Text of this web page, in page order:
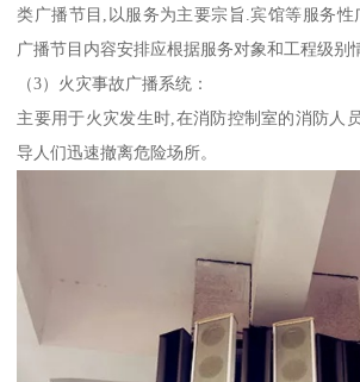
类广播节目,以服务为主要宗旨.宾馆等服务性
广播节目内容安排应根据服务对象和工程级别
（3）火灾事故广播系统：
主要用于火灾发生时,在消防控制室的消防人
导人们迅速撤离危险场所。